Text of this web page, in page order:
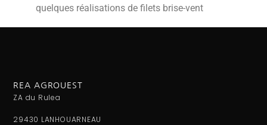
quelques réalisations de filets brise-vent
REA AGROUEST
ZA du Rulea
29430 LANHOUARNEAU